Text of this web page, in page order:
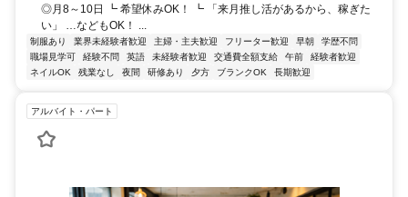
◎月8～10日 ┗ 希望休みOK！ ┗ 「来月推し活があるから、稼ぎた
い」 …などもOK！ ...
制服あり 業界未経験者歓迎 主婦・主夫歓迎 フリーター歓迎 早朝
学歴不問
職場見学可
経験不問 英語 未経験者歓迎 交通費全額支給 午前
経験者歓迎
ネイルOK
残業なし 夜間 研修あり 夕方 ブランクOK 長期歓迎
アルバイト・パート